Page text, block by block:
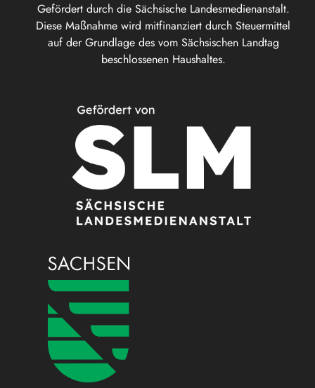
Gefördert durch die Sächsische Landesmedienanstalt.
Diese Maßnahme wird mitfinanziert durch Steuermittel
auf der Grundlage des vom Sächsischen Landtag
beschlossenen Haushaltes.